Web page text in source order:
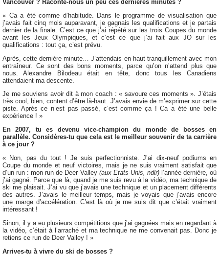
Vancouver ? Raconte-nous un peu ces dernières minutes ?
« Ca a été comme d’habitude. Dans le programme de visualisation que
j’avais fait cinq mois auparavant, je gagnais les qualifications et je partais
dernier de la finale. C’est ce que j’ai répété sur les trois Coupes du monde
avant les Jeux Olympiques, et c’est ce que j’ai fait aux JO sur les
qualifications : tout ça, c’est prévu.
Après, cette dernière minute… J’attendais en haut tranquillement avec mon
entraîneur. Ce sont des bons moments, parce qu’on n’attend plus que
nous. Alexandre Bilodeau était en tête, donc tous les Canadiens
attendaient ma descente.
Je me souviens avoir dit à mon coach : « savoure ces moments ». J’étais
très cool, bien, content d’être là-haut. J’avais envie de m’exprimer sur cette
piste. Après ce n’est pas passé, c’est comme ça ! Ca a été une belle
expérience ! »
En 2007, tu es devenu vice-champion du monde de bosses en
parallèle. Considères-tu que cela est le meilleur souvenir de ta carrière
à ce jour ?
« Non, pas du tout ! Je suis perfectionniste. J’ai dix-neuf podiums en
Coupe du monde et neuf victoires, mais je ne suis vraiment satisfait que
d’un run : mon run de Deer Valley (aux Etats-Unis, ndlr)l’année dernière, où
j’ai gagné. Parce que là, quand je me suis revu à la vidéo, ma technique de
ski me plaisait. J’ai vu que j’avais une technique et un placement différents
des autres. J’avais le meilleur temps, mais je voyais que j’avais encore
une marge d’accélération. C’est là où je me suis dit que c’était vraiment
intéressant !
Sinon, il y a eu plusieurs compétitions que j’ai gagnées mais en regardant à
la vidéo, c’était à l’arraché et ma technique ne me convenait pas. Donc je
retiens ce run de Deer Valley ! »
Arrives-tu à vivre du ski de bosses ?